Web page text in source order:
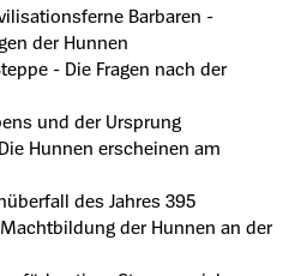
Barbaren -
der Hunnen
- Die Fragen nach der
und der Ursprung
Hunnen erscheinen am
des Jahres 395
der Hunnen an der